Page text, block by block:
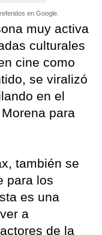
en Google.
muy activa
culturales
cine como
se viralizó
en el
para
también se
para los
es una
a
de la